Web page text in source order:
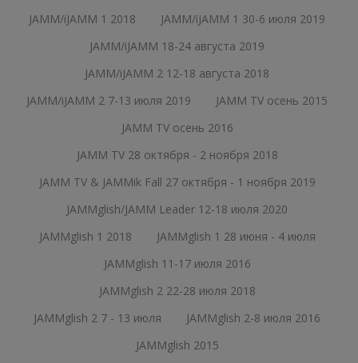
JAMM/iJAMM 1 2018
JAMM/iJAMM 1 30-6 июля 2019
JAMM/iJAMM 18-24 августа 2019
JAMM/iJAMM 2 12-18 августа 2018
JAMM/iJAMM 2 7-13 июля 2019
JAMM TV осень 2015
JAMM TV осень 2016
JAMM TV 28 октября - 2 ноября 2018
JAMM TV & JAMMik Fall 27 октября - 1 ноября 2019
JAMMglish/JAMM Leader 12-18 июля 2020
JAMMglish 1 2018
JAMMglish 1 28 июня - 4 июля
JAMMglish 11-17 июля 2016
JAMMglish 2 22-28 июля 2018
JAMMglish 2 7 - 13 июля
JAMMglish 2-8 июля 2016
JAMMglish 2015